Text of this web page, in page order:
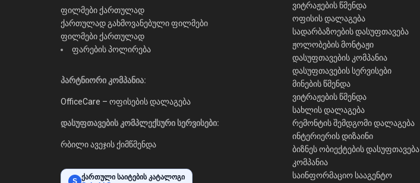
ფილმები ქართულად
ქართულად გახმოვანებული ფილმები
ფილმები ქართულად
ფარების პოლირება
პარტნიორი კომპანია:
OfficeCare – ოფისების დალაგება
დასუფთავების კომპლექსური სერვისები:
რბილი ავეჯის ქიმწმენდა
ქართული საიტების კატალოგი
ვიტრაჟების წმენდა
ოფისის დალაგება
სადარბაზოების დასუფთავება
ჟოლობების მონტაჟი
დასუფთავების კომპანია
დასუფთავების სერვისები
მინების წმენდა
ვიტრაჟების წმენდა
სახლის დალაგება
რემონტის შემდგომი დალაგება
ინტერიერის დიზაინი
ბიზნეს ობიექტების დასუფთავება
კომპანია
საინფორმაციო სააგენტო